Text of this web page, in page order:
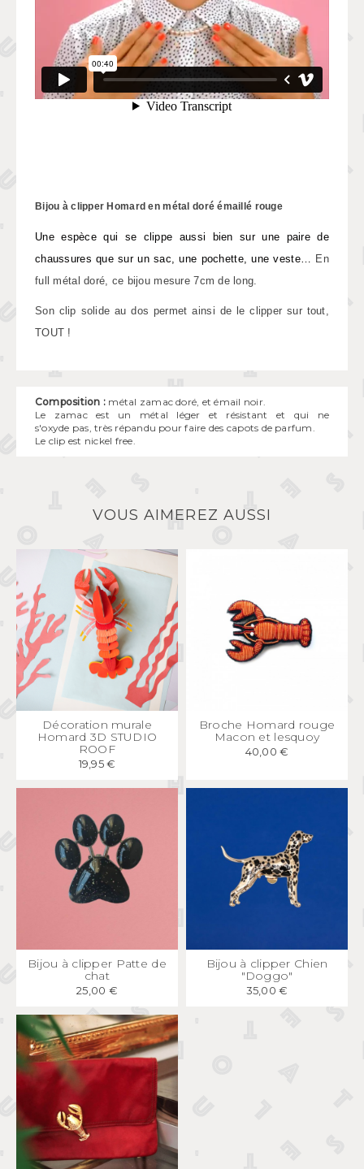
Bijou à clipper Homard en métal doré émaillé rouge
Une espèce qui se clippe aussi bien sur une paire de
chaussures que sur un sac, une pochette, une veste…
En
full métal doré, ce bijou mesure 7cm de long.
Son clip solide au dos permet ainsi de le clipper sur tout,
TOUT !
Composition : métal zamac doré, et émail noir.
Le zamac est un métal léger et résistant et qui ne
s'oxyde pas, très répandu pour faire des capots de parfum.
Le clip est nickel free.
VOUS AIMEREZ AUSSI
APERÇU RAPIDE
Décoration murale
Homard 3D STUDIO
ROOF
19,95 €
APERÇU
Broche Homard rouge
Macon et lesquoy
40,00 €
APERÇU RAPIDE
Bijou à clipper Patte de
chat
25,00 €
APERÇU RAPIDE
Bijou à clipper Chien
"Doggo"
35,00 €